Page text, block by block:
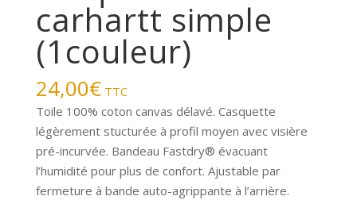
carhartt simple
(1couleur)
24,00€ TTC
Toile 100% coton canvas délavé. Casquette
légèrement stucturée à profil moyen avec visière
pré-incurvée. Bandeau Fastdry® évacuant
l’humidité pour plus de confort. Ajustable par
fermeture à bande auto-agrippante à l’arrière.